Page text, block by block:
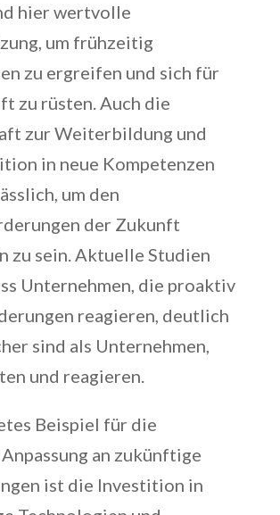
hier wertvolle
um frühzeitig
zu ergreifen und sich für
zu rüsten. Auch die
zur Weiterbildung und
in neue Kompetenzen
um den
der Zukunft
zu sein. Aktuelle Studien
Unternehmen, die proaktiv
reagieren, deutlich
sind als Unternehmen,
und reagieren.
Beispiel für die
an zukünftige
ist die Investition in